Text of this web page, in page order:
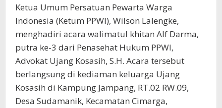
Ketua Umum Persatuan Pewarta Warga
Indonesia (Ketum PPWI), Wilson Lalengke,
menghadiri acara walimatul khitan Alf Darma,
putra ke-3 dari Penasehat Hukum PPWI,
Advokat Ujang Kosasih, S.H. Acara tersebut
berlangsung di kediaman keluarga Ujang
Kosasih di Kampung Jampang, RT.02 RW.09,
Desa Sudamanik, Kecamatan Cimarga,